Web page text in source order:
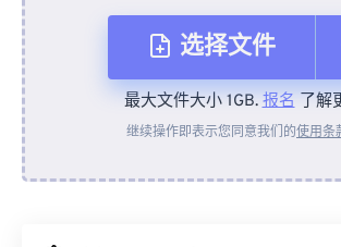
选择文件
从设备
最大文件大小 1GB.报名了解
继续操作即表示您同意我们的使用条